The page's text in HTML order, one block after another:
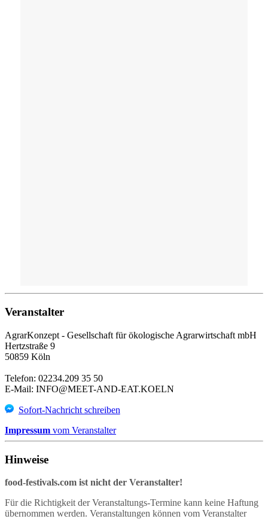
Veranstalter
AgrarKonzept - Gesellschaft für ökologische Agrarwirtschaft mbH
Hertzstraße 9
50859 Köln
Telefon: 02234.209 35 50
E-Mail: INFO@MEET-AND-EAT.KOELN
Sofort-Nachricht schreiben
Impressum vom Veranstalter
Hinweise
food-festivals.com ist nicht der Veranstalter!
Für die Richtigkeit der Veranstaltungs-Termine kann keine Haftung
übernommen werden. Veranstaltungen können vom Veranstalter